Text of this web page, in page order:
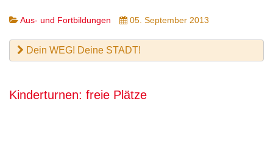
Aus- und Fortbildungen 05. September 2013
Dein WEG! Deine STADT!
Kinderturnen: freie Plätze